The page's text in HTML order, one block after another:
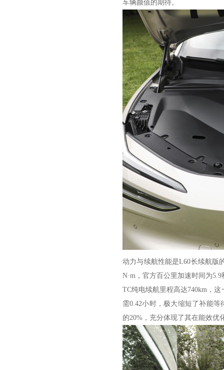
车辆颜值的期待。
动力与续航性能是L60长续航版
N·m，官方百公里加速时间为
TC纯电续航里程高达740km，
需0.42小时，极大缩短了补能
的20%，充分体现了其在能效优